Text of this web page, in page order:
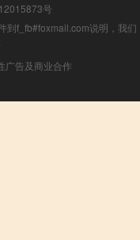
号
到f_fb#foxmail.com说明，我们
广告及商业合作